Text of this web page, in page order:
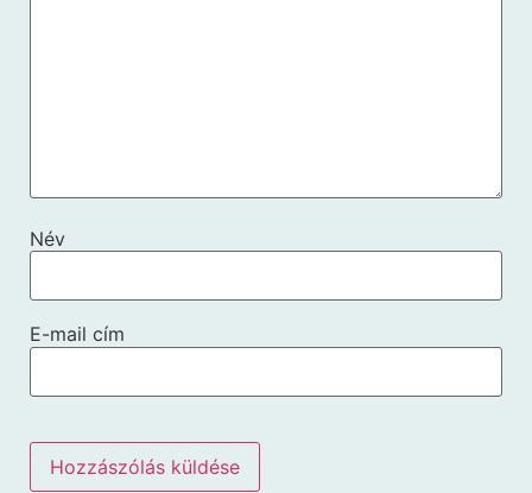
Név
E-mail cím